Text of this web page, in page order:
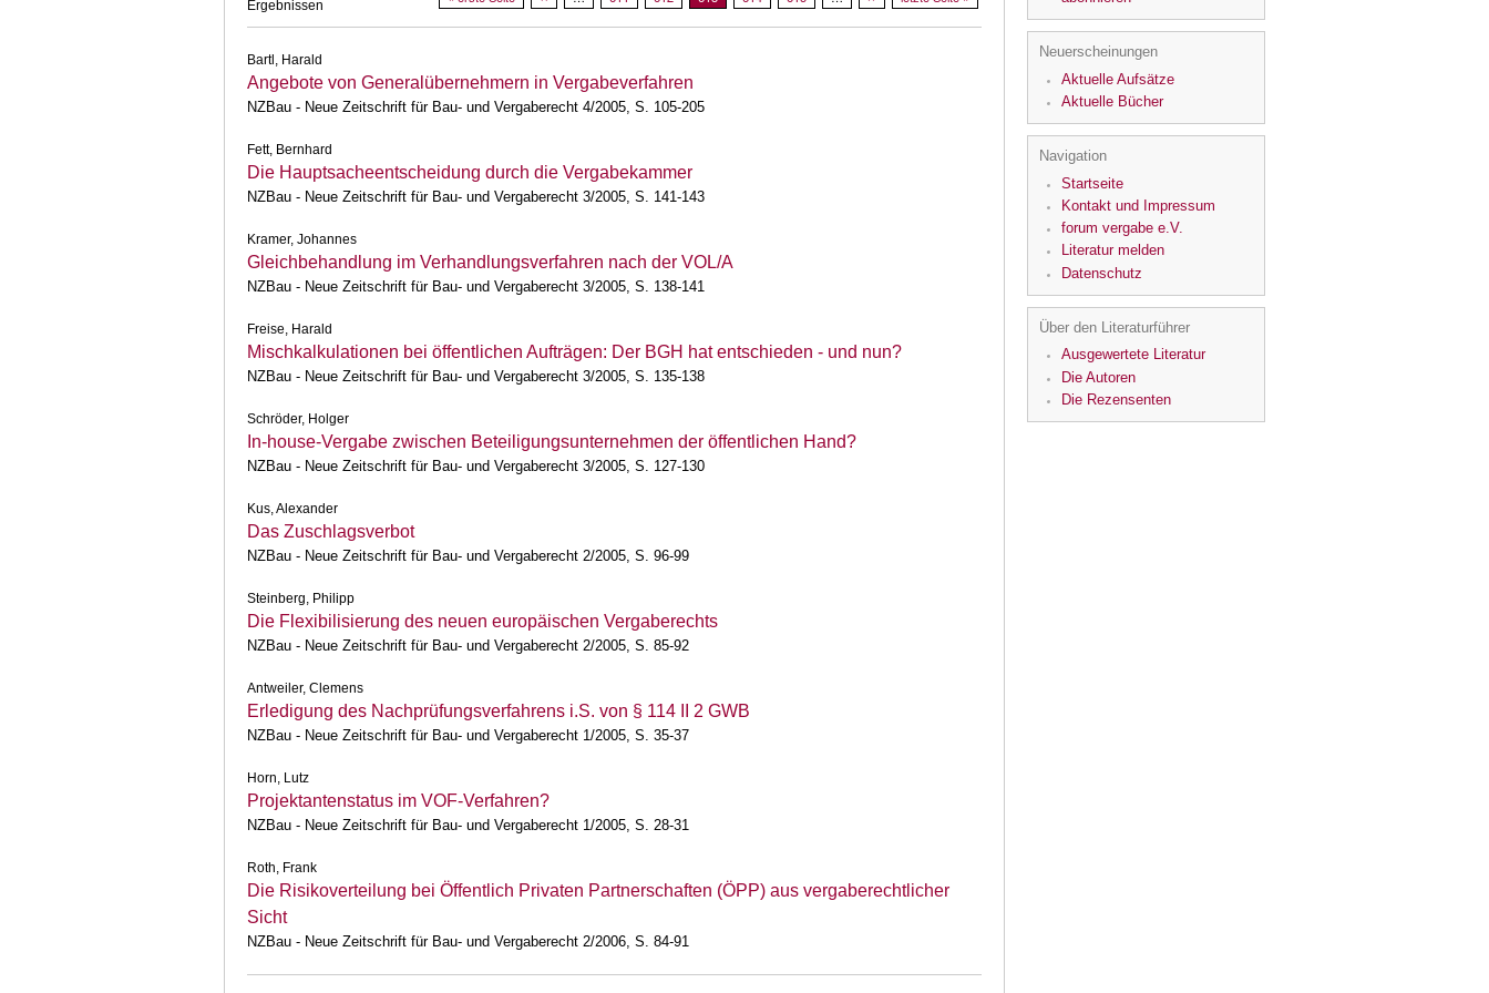
Ergebnissen
Bartl, Harald
Angebote von Generalübernehmern in Vergabeverfahren
NZBau - Neue Zeitschrift für Bau- und Vergaberecht 4/2005, S. 105-205
Fett, Bernhard
Die Hauptsacheentscheidung durch die Vergabekammer
NZBau - Neue Zeitschrift für Bau- und Vergaberecht 3/2005, S. 141-143
Kramer, Johannes
Gleichbehandlung im Verhandlungsverfahren nach der VOL/A
NZBau - Neue Zeitschrift für Bau- und Vergaberecht 3/2005, S. 138-141
Freise, Harald
Mischkalkulationen bei öffentlichen Aufträgen: Der BGH hat entschieden - und nun?
NZBau - Neue Zeitschrift für Bau- und Vergaberecht 3/2005, S. 135-138
Schröder, Holger
In-house-Vergabe zwischen Beteiligungsunternehmen der öffentlichen Hand?
NZBau - Neue Zeitschrift für Bau- und Vergaberecht 3/2005, S. 127-130
Kus, Alexander
Das Zuschlagsverbot
NZBau - Neue Zeitschrift für Bau- und Vergaberecht 2/2005, S. 96-99
Steinberg, Philipp
Die Flexibilisierung des neuen europäischen Vergaberechts
NZBau - Neue Zeitschrift für Bau- und Vergaberecht 2/2005, S. 85-92
Antweiler, Clemens
Erledigung des Nachprüfungsverfahrens i.S. von § 114 II 2 GWB
NZBau - Neue Zeitschrift für Bau- und Vergaberecht 1/2005, S. 35-37
Horn, Lutz
Projektantenstatus im VOF-Verfahren?
NZBau - Neue Zeitschrift für Bau- und Vergaberecht 1/2005, S. 28-31
Roth, Frank
Die Risikoverteilung bei Öffentlich Privaten Partnerschaften (ÖPP) aus vergaberechtlicher
Sicht
NZBau - Neue Zeitschrift für Bau- und Vergaberecht 2/2006, S. 84-91
Neuerscheinungen
Aktuelle Aufsätze
Aktuelle Bücher
Navigation
Startseite
Kontakt und Impressum
forum vergabe e.V.
Literatur melden
Datenschutz
Über den Literaturführer
Ausgewertete Literatur
Die Autoren
Die Rezensenten